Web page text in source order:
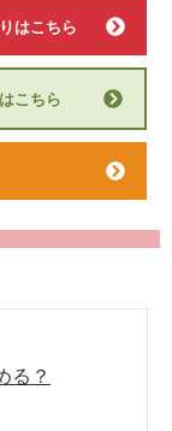
はこちら
こちら
る？